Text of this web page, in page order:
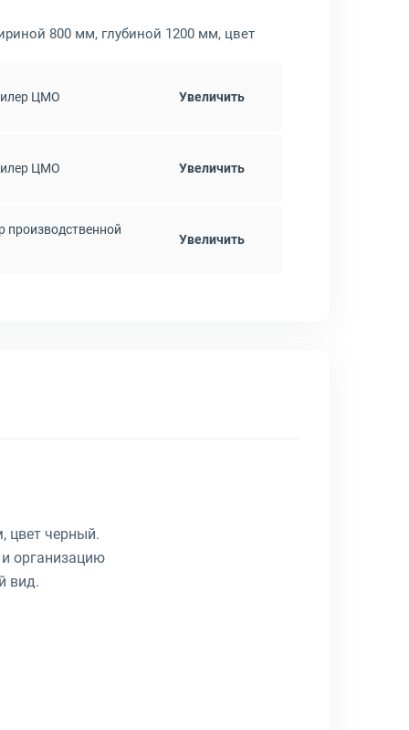
800 мм, глубиной 1200 мм, цвет
ЦМО Увеличить
ЦМО Увеличить
производственной
Увеличить
цвет черный.
и организацию
вид.